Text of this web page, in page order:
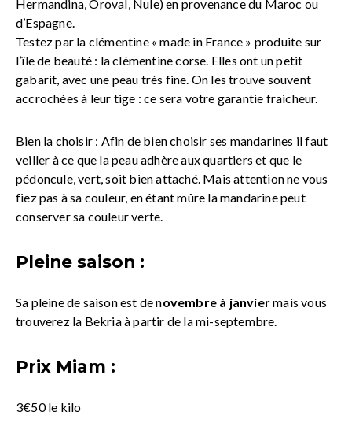
Hermandina, Oroval, Nule) en provenance du Maroc ou
d’Espagne.
Testez par la clémentine « made in France » produite sur
l’île de beauté : la clémentine corse. Elles ont un petit
gabarit, avec une peau très fine. On les trouve souvent
accrochées à leur tige : ce sera votre garantie fraicheur.
Bien la choisir : Afin de bien choisir ses mandarines il faut
veiller à ce que la peau adhère aux quartiers et que le
pédoncule, vert, soit bien attaché. Mais attention ne vous
fiez pas à sa couleur, en étant mûre la mandarine peut
conserver sa couleur verte.
Pleine saison :
Sa pleine de saison est de novembre à janviermais vous
trouverez la Bekria à partir de la mi-septembre.
Prix Miam :
3€50 le kilo